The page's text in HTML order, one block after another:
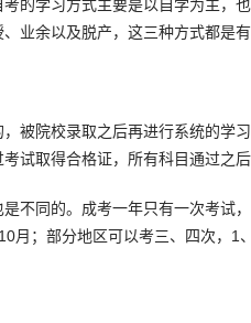
学习方式主要是以自学为主，
业余以及脱产，这三种方式都是
院校录取之后再进行系统的学
试取得合格证，所有科目通过之
同的。成考一年只有一次考试
月；部分地区可以考三、四次，